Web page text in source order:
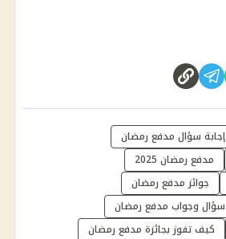
إجابة سؤال مدفع رمضان
مدفع رمضان 2025
جوائز مدفع رمضان
سؤال وجواب مدفع رمضان
كيف تفوز بجائزة مدفع رمضان